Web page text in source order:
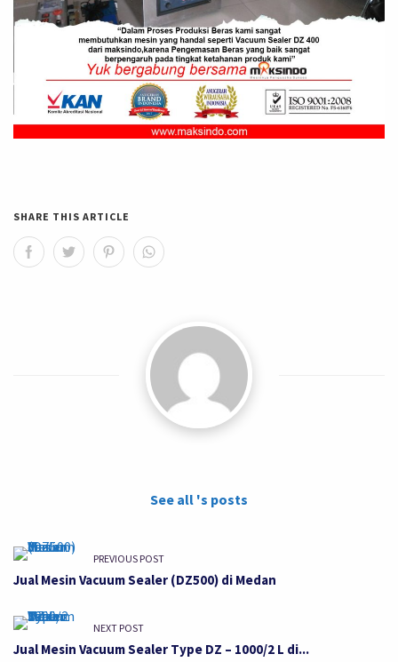
SHARE THIS ARTICLE
See all 's posts
PREVIOUS POST
Jual Mesin Vacuum Sealer (DZ500) di Medan
NEXT POST
Jual Mesin Vacuum Sealer Type DZ – 1000/2 L di...